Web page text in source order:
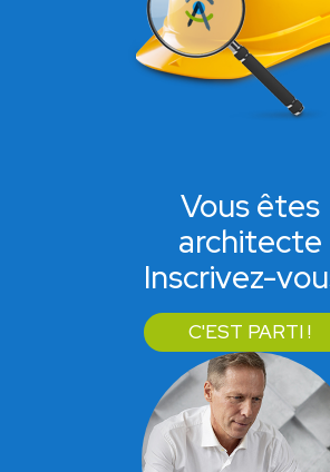
Vous êtes
architecte
Inscrivez-
C'EST PARTI !